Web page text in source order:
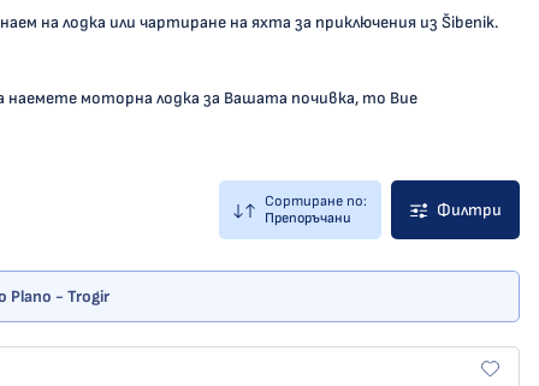
на лодка или чартиране на яхта за приключения из Šibenik.
моторна лодка за Вашата почивка, то Вие
Сортиране по:
Препоръчани
Филтри
Plano - Trogir